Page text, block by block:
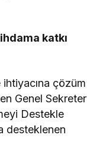
katkı
çözüm
Genel Sekreter
Destekle
desteklenen